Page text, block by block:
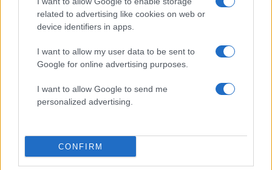
related to advertising like cookies on web or
device identifiers in apps.
I want to allow my user data to be sent to
Google for online advertising purposes.
I want to allow Google to send me
personalized advertising.
CONFIRM
Αν τα χάσατε
Φωτιά στο Μουζάκι Ηλείας
- Μεγάλη κινητοποίηση της